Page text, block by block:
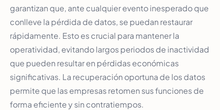
garantizan que, ante cualquier evento inesperado que
conlleve la pérdida de datos, se puedan restaurar
rápidamente. Esto es crucial para mantener la
operatividad, evitando largos periodos de inactividad
que pueden resultar en pérdidas económicas
significativas. La recuperación oportuna de los datos
permite que las empresas retomen sus funciones de
forma eficiente y sin contratiempos.